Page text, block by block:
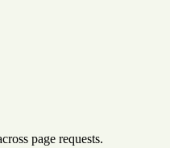
page requests.